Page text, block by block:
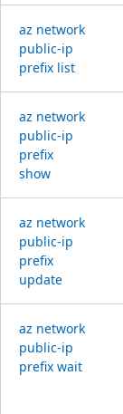
az network
public-ip
prefix list
az network
public-ip
prefix
show
az network
public-ip
prefix
update
az network
public-ip
prefix wait